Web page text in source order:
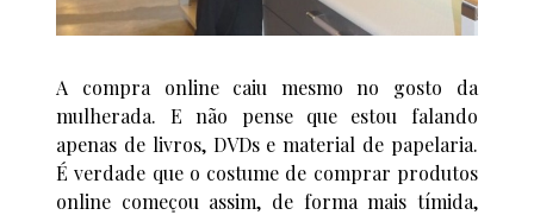
A compra online caiu mesmo no gosto da
mulherada. E não pense que estou falando
apenas de livros, DVDs e material de papelaria.
É verdade que o costume de comprar produtos
online começou assim, de forma mais tímida,